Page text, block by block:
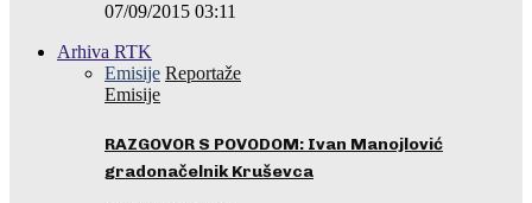
07/09/2015 03:11
Arhiva RTK
Emisije Reportaže
Emisije
RAZGOVOR S POVODOM: Ivan Manojlović
gradonačelnik Kruševca